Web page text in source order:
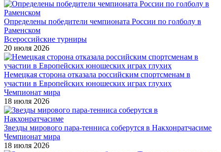
Определены победители чемпионата России по голболу в
Раменском
Всероссийские турниры
20 июля 2026
Немецкая сторона отказала российским спортсменам в
участии в Европейских юношеских играх глухих
Чемпионат мира
18 июля 2026
Звезды мирового пара-тенниса соберутся в Накхонратчасиме
Чемпионат мира
18 июля 2026